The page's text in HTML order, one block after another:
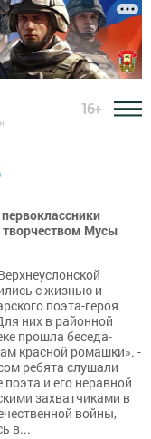
16+
Мусы
с жизнью и
поэта-героя
них в районной
прошла беседа-
красной ромашки». -
ребята слушали
поэта и его неравной
захватчиками в
войны,
в...